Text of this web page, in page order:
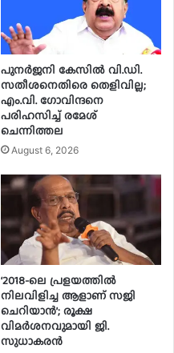
പുനർജനി കേസിൽ വി.ഡി.
സതീശനെതിരെ തെളിവില്ല;
എം.വി. ഗോവിന്ദനെ
പരിഹസിച്ച് രമേശ്
ചെന്നിത്തല
August 6, 2026
‘2018-ലെ പ്രളയത്തിൽ
നിലവിളിച്ച ആളാണ് സജി
ചെറിയാൻ’; രൂക്ഷ
വിമർശനവുമായി ജി.
സുധാകരൻ